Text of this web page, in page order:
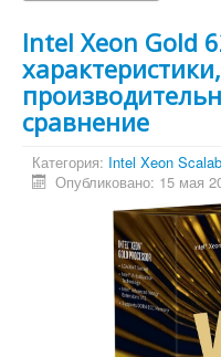
Intel Xeon Gold
характеристики,
сравнение
Категория: Intel Xeon
Опубликовано: 15 мая